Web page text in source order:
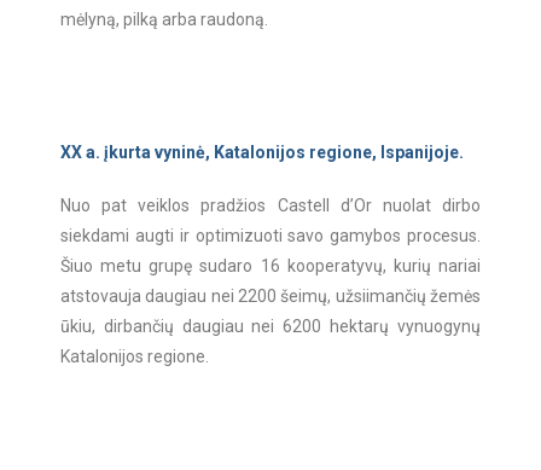
mėlyną, pilką arba raudoną.
XX a. įkurta vyninė, Katalonijos regione, Ispanijoje.
Nuo pat veiklos pradžios Castell d’Or nuolat dirbo
siekdami augti ir optimizuoti savo gamybos procesus.
Šiuo metu grupę sudaro 16 kooperatyvų, kurių nariai
atstovauja daugiau nei 2200 šeimų, užsiimančių žemės
ūkiu, dirbančių daugiau nei 6200 hektarų vynuogynų
Katalonijos regione.